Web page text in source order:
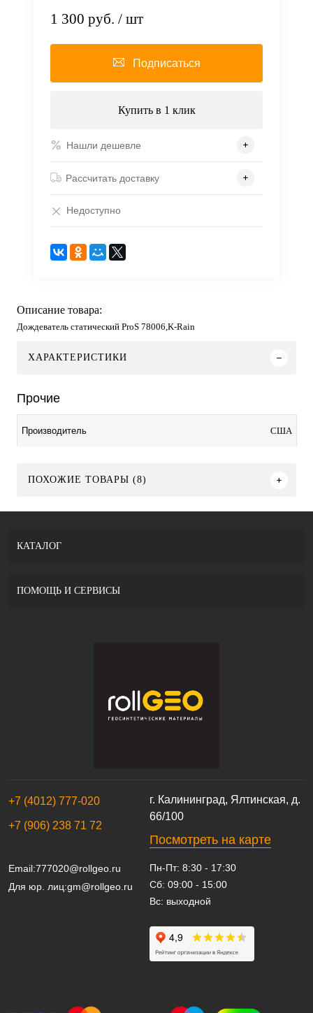
1 300 руб. / шт
Подписаться
Купить в 1 клик
Нашли дешевле
Рассчитать доставку
Недоступно
Описание товара:
Дождеватель статический ProS 78006,K-Rain
ХАРАКТЕРИСТИКИ
Прочие
Производитель США
ПОХОЖИЕ ТОВАРЫ (8)
г. Калининград, Ялтинская, д.
66/100
Посмотреть на карте
+7 (4012) 777-020
+7 (906) 238 71 72
Email:777020@rollgeo.ru
Для юр. лиц:gm@rollgeo.ru
Пн-Пт: 8:30 - 17:30
Сб: 09:00 - 15:00
Вс: выходной
КАТАЛОГ
ПОМОЩЬ И СЕРВИСЫ